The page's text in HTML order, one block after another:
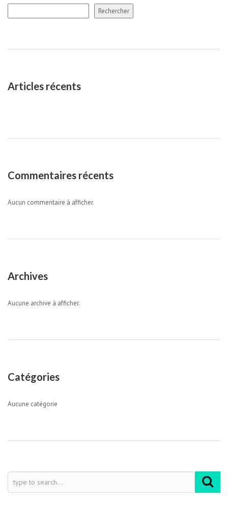
Rechercher
Articles récents
Commentaires récents
Aucun commentaire à afficher.
Archives
Aucune archive à afficher.
Catégories
Aucune catégorie